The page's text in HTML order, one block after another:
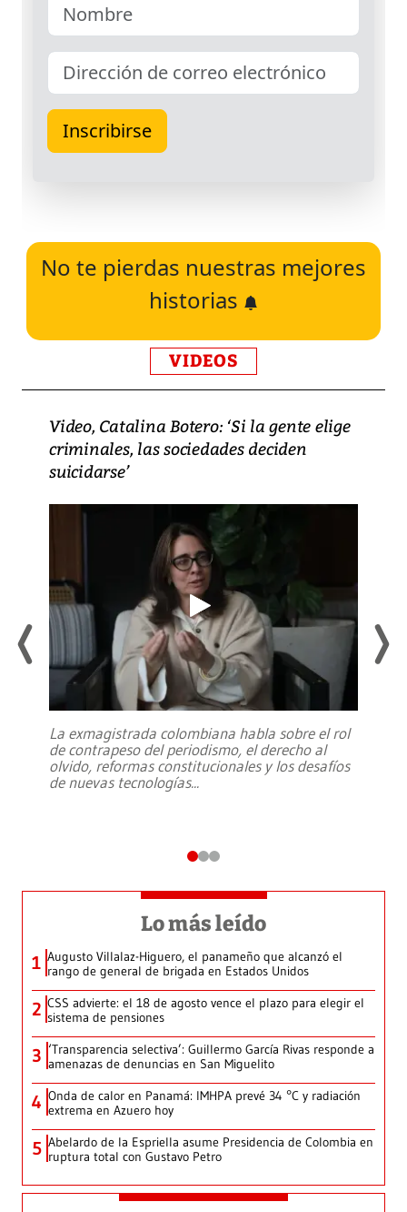
No te pierdas nuestras mejores
historias
VIDEOS
Video, Catalina Botero: ‘Si la gente elige
criminales, las sociedades deciden
suicidarse’
La exmagistrada colombiana habla sobre el rol
de contrapeso del periodismo, el derecho al
olvido, reformas constitucionales y los desafíos
de nuevas tecnologías...
Lo más leído
1 Augusto Villalaz-Higuero, el panameño que alcanzó el
rango de general de brigada en Estados Unidos
2 CSS advierte: el 18 de agosto vence el plazo para elegir el
sistema de pensiones
3 ‘Transparencia selectiva’: Guillermo García Rivas responde a
amenazas de denuncias en San Miguelito
4 Onda de calor en Panamá: IMHPA prevé 34 °C y radiación
extrema en Azuero hoy
5 Abelardo de la Espriella asume Presidencia de Colombia en
ruptura total con Gustavo Petro